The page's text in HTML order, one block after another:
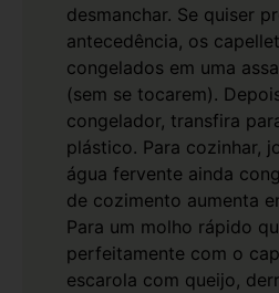
desmanchar. Se quiser
antecedência, os
congelados em uma
(sem se tocarem).
congelador, transfira
plástico. Para cozinhar,
água fervente ainda
de cozimento aumenta
Para um molho rápido
perfeitamente com o
escarola com queijo,